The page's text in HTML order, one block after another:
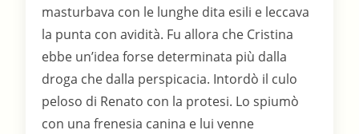
masturbava con le lunghe dita esili e leccava
la punta con avidità. Fu allora che Cristina
ebbe un’idea forse determinata più dalla
droga che dalla perspicacia. Intordò il culo
peloso di Renato con la protesi. Lo spiumò
con una frenesia canina e lui venne